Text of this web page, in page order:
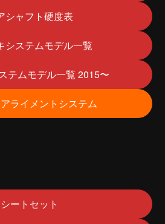
シャフト硬度表
システムモデル一覧
テムモデル一覧 2015〜
ライメントシステム
シートセット